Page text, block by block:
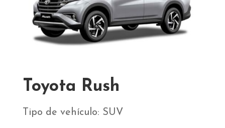
Toyota Rush
Tipo de vehículo: SUV